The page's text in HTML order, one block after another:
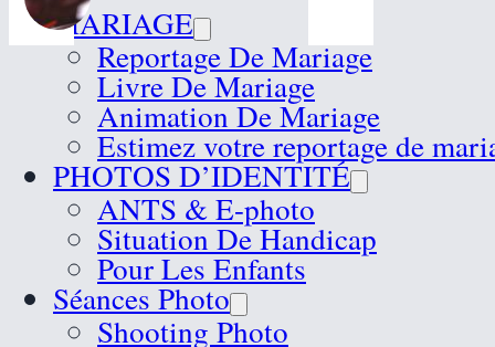
MARIAGE
Reportage De Mariage
Livre De Mariage
Animation De Mariage
Estimez votre reportage de
PHOTOS D’IDENTITÉ
ANTS & E-photo
Situation De Handicap
Pour Les Enfants
Séances Photo
Shooting Photo